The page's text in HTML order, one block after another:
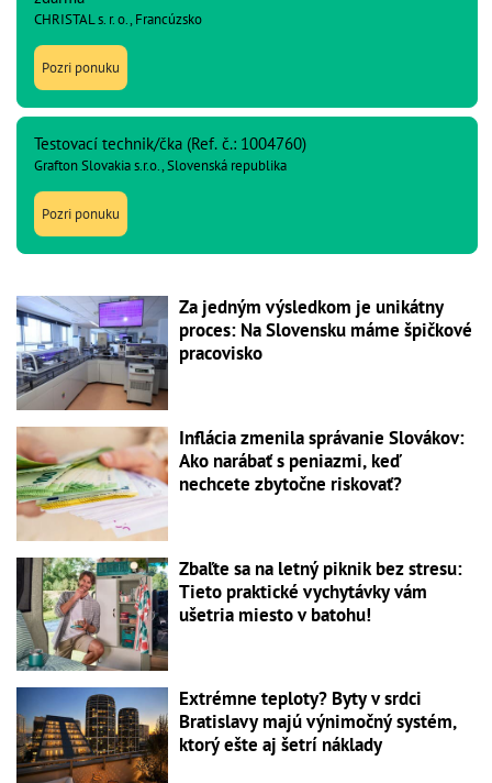
CHRISTAL s. r. o., Francúzsko
Pozri ponuku
Testovací technik/čka (Ref. č.: 1004760)
Grafton Slovakia s.r.o., Slovenská republika
Pozri ponuku
Za jedným výsledkom je unikátny
proces: Na Slovensku máme špičkové
pracovisko
Inflácia zmenila správanie Slovákov:
Ako narábať s peniazmi, keď
nechcete zbytočne riskovať?
Zbaľte sa na letný piknik bez stresu:
Tieto praktické vychytávky vám
ušetria miesto v batohu!
Extrémne teploty? Byty v srdci
Bratislavy majú výnimočný systém,
ktorý ešte aj šetrí náklady